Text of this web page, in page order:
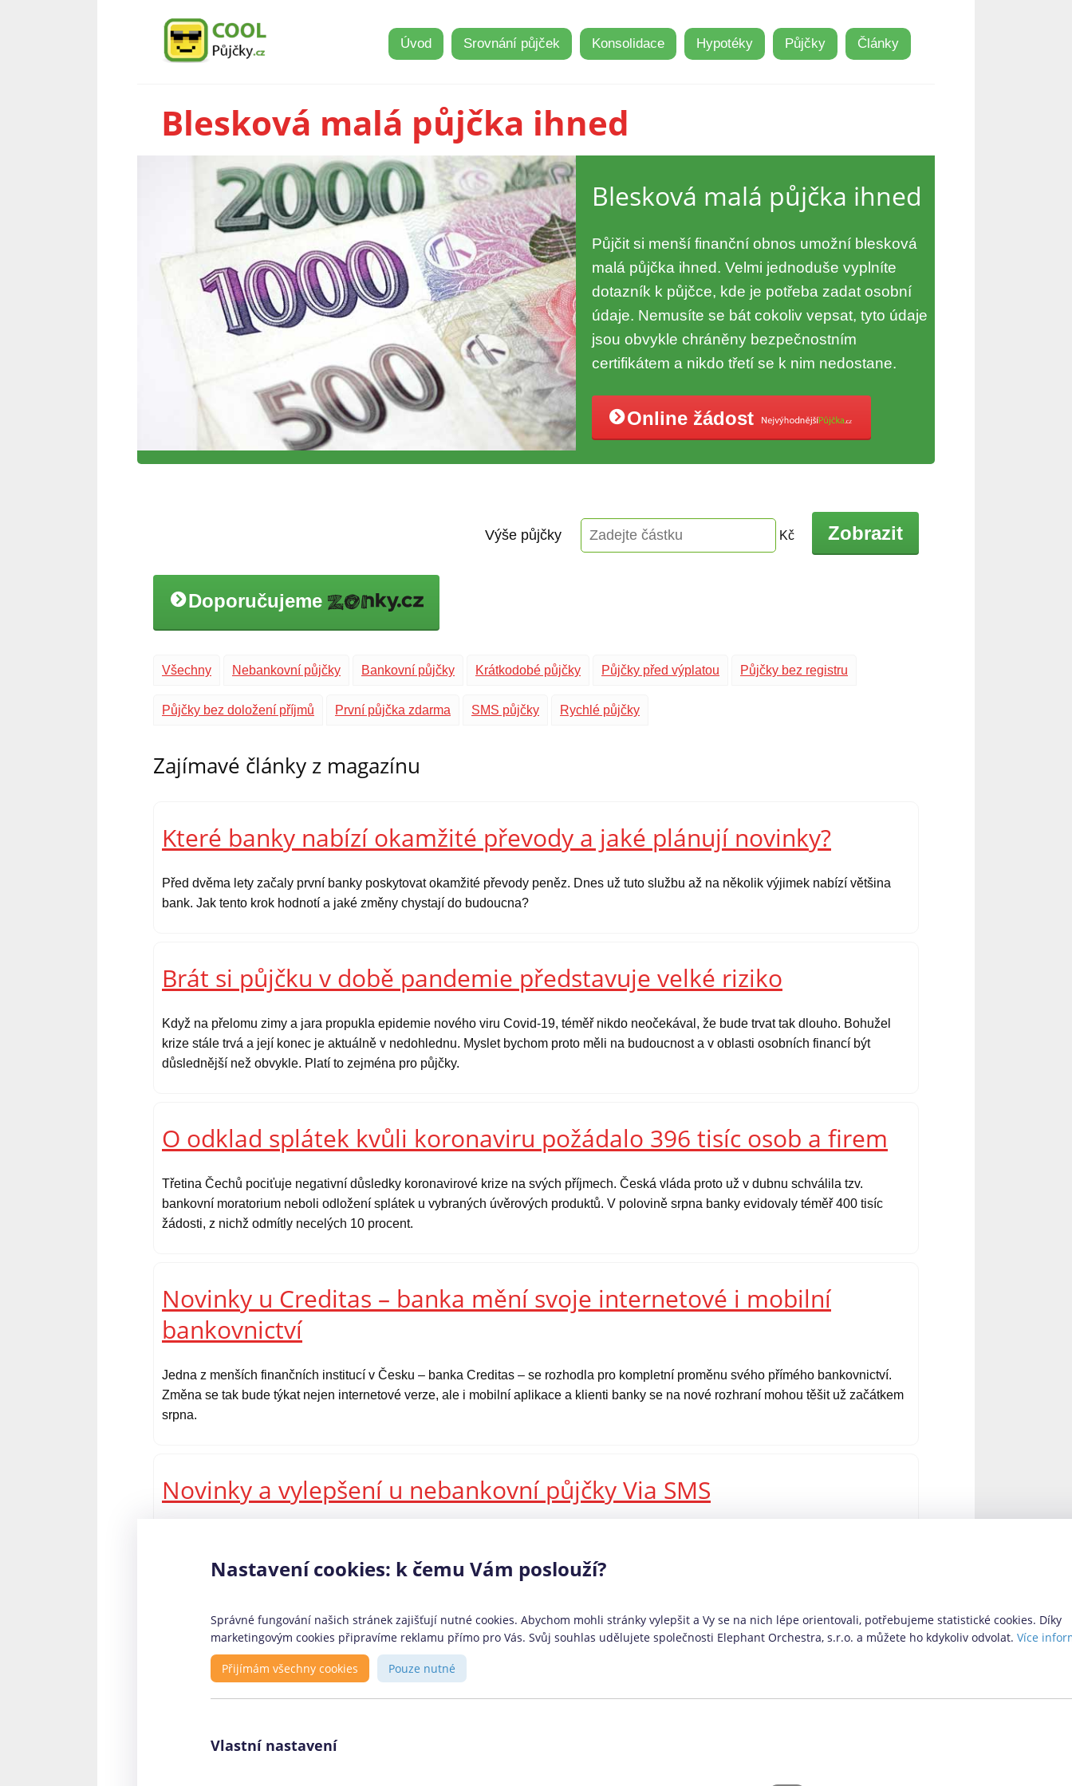
Úvod Srovnání půjček Konsolidace Hypotéky Půjčky Články
Blesková malá půjčka ihned
Blesková malá půjčka ihned
Půjčit si menší finanční obnos umožní blesková
malá půjčka ihned. Velmi jednoduše vyplníte
dotazník k půjčce, kde je potřeba zadat osobní
údaje. Nemusíte se bát cokoliv vepsat, tyto údaje
jsou obvykle chráněny bezpečnostním
certifikátem a nikdo třetí se k nim nedostane.
Online žádost
Výše půjčky Kč Zobrazit
Doporučujeme
Všechny Nebankovní půjčky Bankovní půjčky Krátkodobé půjčky Půjčky před výplatou Půjčky bez registru
Půjčky bez doložení příjmů První půjčka zdarma SMS půjčky Rychlé půjčky
Zajímavé články z magazínu
Které banky nabízí okamžité převody a jaké plánují novinky?
Před dvěma lety začaly první banky poskytovat okamžité převody peněz. Dnes už tuto službu až na několik výjimek nabízí většina
bank. Jak tento krok hodnotí a jaké změny chystají do budoucna?
Brát si půjčku v době pandemie představuje velké riziko
Když na přelomu zimy a jara propukla epidemie nového viru Covid-19, téměř nikdo neočekával, že bude trvat tak dlouho. Bohužel
krize stále trvá a její konec je aktuálně v nedohlednu. Myslet bychom proto měli na budoucnost a v oblasti osobních financí být
důslednější než obvykle. Platí to zejména pro půjčky.
O odklad splátek kvůli koronaviru požádalo 396 tisíc osob a firem
Třetina Čechů pociťuje negativní důsledky koronavirové krize na svých příjmech. Česká vláda proto už v dubnu schválila tzv.
bankovní moratorium neboli odložení splátek u vybraných úvěrových produktů. V polovině srpna banky evidovaly téměř 400 tisíc
žádosti, z nichž odmítly necelých 10 procent.
Novinky u Creditas – banka mění svoje internetové i mobilní
bankovnictví
Jedna z menších finančních institucí v Česku – banka Creditas – se rozhodla pro kompletní proměnu svého přímého bankovnictví.
Změna se tak bude týkat nejen internetové verze, ale i mobilní aplikace a klienti banky se na nové rozhraní mohou těšit už začátkem
srpna.
Novinky a vylepšení u nebankovní půjčky Via SMS
kteří potřebují půjčit vyšší částku nebo preferují větší volnost při způsobu splácení. Jaké konkrétní novinky si pro nás provozovatel
Rychlé odkazy Provozovatel
Nastavení cookies: k čemu Vám poslouží?
Správné fungování našich stránek zajišťují nutné cookies. Abychom mohli stránky vylepšit a Vy se na nich lépe orientovali, potřebujeme statistické cookies. Díky
marketingovým cookies připravíme reklamu přímo pro Vás. Svůj souhlas udělujete společnosti Elephant Orchestra, s.r.o. a můžete ho kdykoliv odvolat. Více
Přijímám všechny cookies Pouze nutné
Vlastní nastavení